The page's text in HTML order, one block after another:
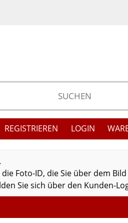
REGISTRIEREN LOGIN
Foto-ID, die Sie über dem
Sie sich über den Kunden-